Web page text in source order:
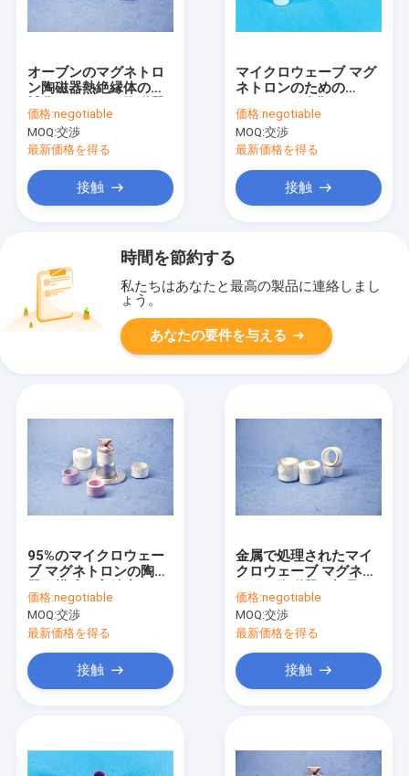
オーブンのマグネトロ
ン陶磁器熱絶縁体の機
5.9g/cm3
価格:negotiable
MOQ:交渉
最新価格を得る
接触
マイクロウェーブ マグ
ネトロンのための
ニウムの製陶術のアル
ミナの陶磁器リング
価格:negotiable
MOQ:交渉
最新価格を得る
接触
時間を節約する
私たちはあなたと最高の製品に連絡しまし
ょう。
あなたの要件を与える
95%のマイクロウェー
ブ マグネトロンの陶磁
価格:negotiable
MOQ:交渉
最新価格を得る
接触
金属で処理されたマイ
クロウェーブ マグネト
3.7g/cm3-5.9g/cm3
価格:negotiable
MOQ:交渉
最新価格を得る
接触